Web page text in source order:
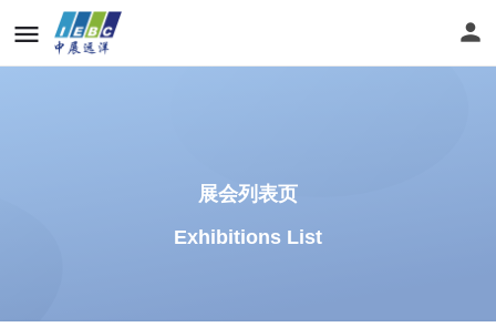
展会列表页
Exhibitions List